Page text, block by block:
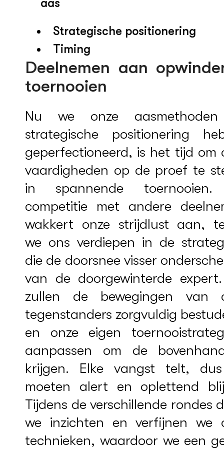
aas
Strategische positionering
Timing
Deelnemen aan
toernooien
Nu we onze
strategische positionering
geperfectioneerd, is het tijd om
vaardigheden op de proef te
in spannende
competitie met andere
wakkert onze strijdlust aan,
we ons verdiepen in de
die de doorsnee visser
van de doorgewinterde
zullen de bewegingen van
tegenstanders zorgvuldig
en onze eigen
aanpassen om de
krijgen. Elke vangst telt,
moeten alert en oplettend
Tijdens de verschillende rondes
we inzichten en verfijnen we
technieken, waardoor we een